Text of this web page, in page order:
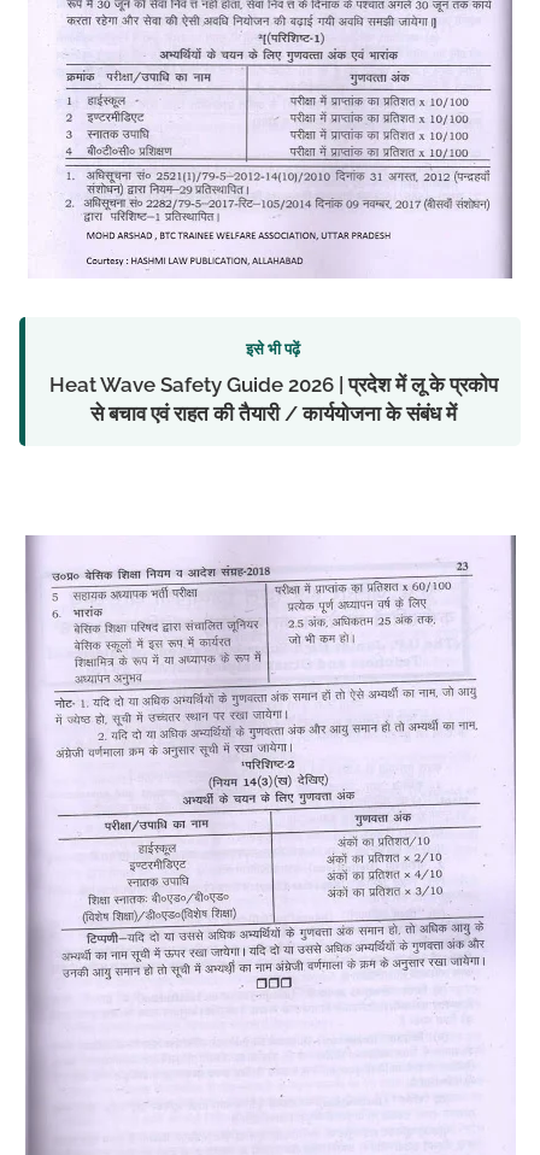
इसे भी पढ़ें
Heat Wave Safety Guide 2026 | प्रदेश में लू के प्रकोप
से बचाव एवं राहत की तैयारी / कार्ययोजना के संबंध में